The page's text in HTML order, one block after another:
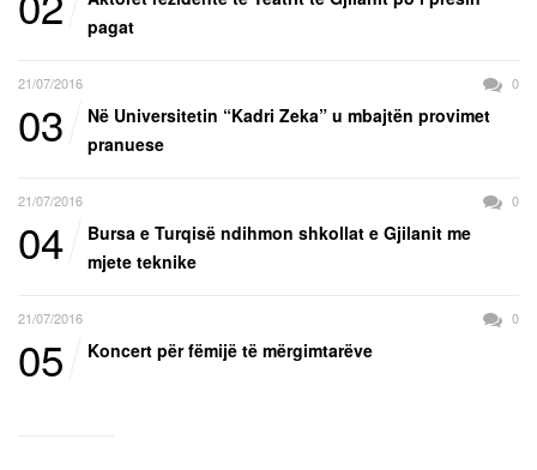
pagat
21/07/2016 0
03
Në Universitetin “Kadri Zeka” u mbajtën provimet
pranuese
21/07/2016 0
04
Bursa e Turqisë ndihmon shkollat e Gjilanit me
mjete teknike
21/07/2016 0
05 Koncert për fëmijë të mërgimtarëve